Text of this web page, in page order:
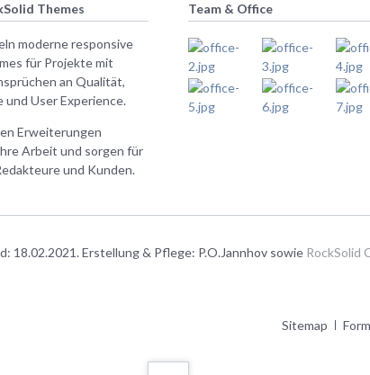
Themes
moderne responsive
für Projekte mit
an Qualität,
und User Experience.
Erweiterungen
Arbeit und sorgen für
und Kunden.
Team & Office
Erstellung & Pflege: P.O.Jannhov sowie RockSolid
Navigation
Sitemap